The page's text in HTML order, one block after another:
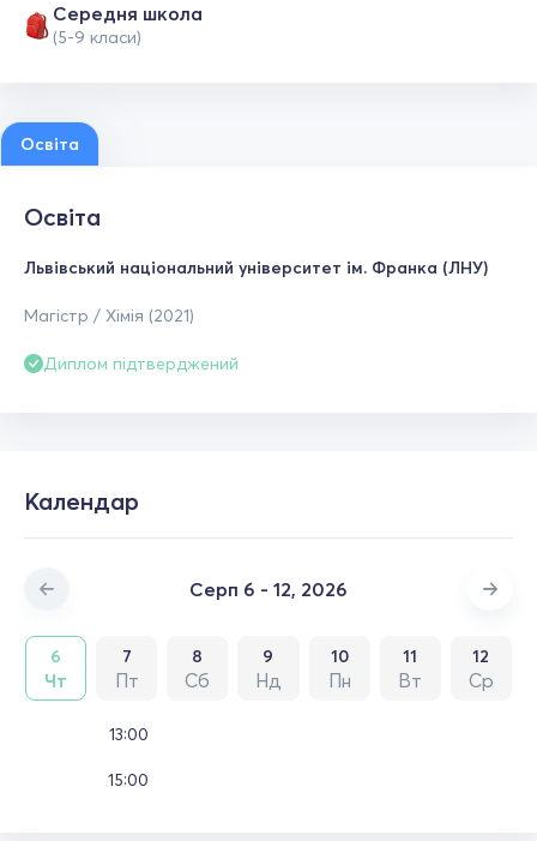
Середня школа
(5-9 класи)
Освіта
Освіта
Львівський національний університет ім. Франка (ЛНУ)
Магістр / Хімія (2021)
Диплом підтверджений
Календар
Серп 6 - 12, 2026
6
Чт
7
Пт
8
Сб
9
Нд
10
Пн
11
Вт
12
Ср
13:00
15:00